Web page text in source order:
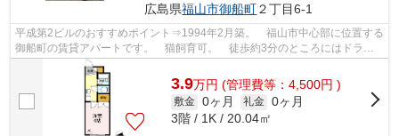
広島県福山市御船町２丁目6-1
平成第2ビルのおすすめポイント⇒1994年2月築。 福山市中心部に位置する
御船町の賃貸アパートです。 猫飼育可。 徒歩約3分のところにはドラッ
グストアがあり、徒歩約4分のところには...
3.9万円 (管理費等：4,500円 )
敷金 0ヶ月 礼金 0ヶ月
3階 / 1K / 20.04㎡